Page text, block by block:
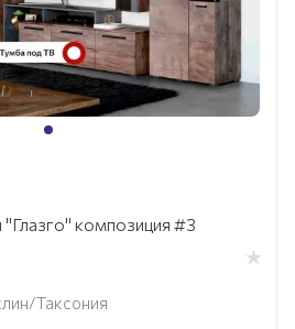
Модульная гостиная "Глазго" композиция #3
Таксония